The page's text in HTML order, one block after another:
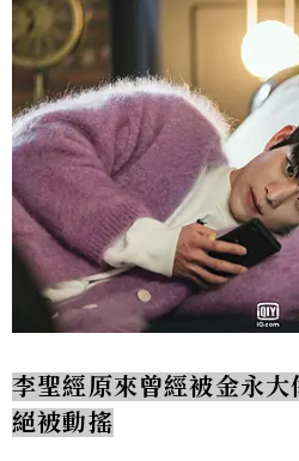
李聖經原來曾經被金永
絕被動搖